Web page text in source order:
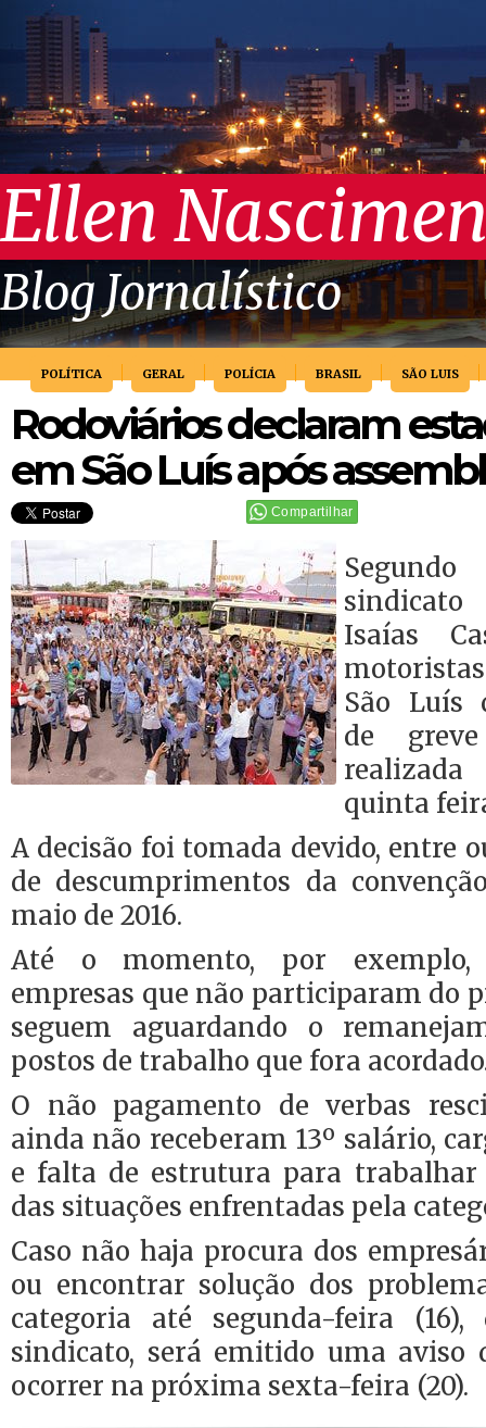
Ellen
Blog Jornalístico
POLÍTICA GERAL POLÍCIA BRASIL SÃO LUIS
Rodoviários declaram
em São Luís após
Compartilhar
sindicato
Isaías
São Luís
de
quinta
A decisão foi tomada devido, entre
de descumprimentos da
maio de 2016.
Até o momento, por exemplo,
empresas que não participaram do
seguem aguardando o
postos de trabalho que fora
O não pagamento de verbas
ainda não receberam 13º salário,
e falta de estrutura para trabalhar
das situações enfrentadas pela
Caso não haja procura dos
ou encontrar solução dos
categoria até segunda-feira
sindicato, será emitido uma aviso
ocorrer na próxima sexta-feira (20).